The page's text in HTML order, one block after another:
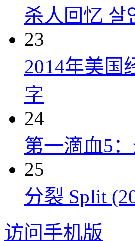
杀人回忆 살
23
2014年美国
字
24
第一滴血5
25
分裂 Split
访问手机版